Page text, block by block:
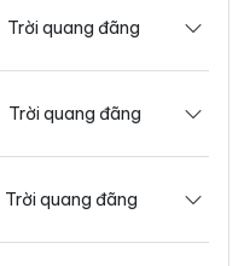
Trời quang đãng
Trời quang đãng
Trời quang đãng